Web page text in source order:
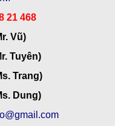
21 468
Vũ)
Tuyên)
Trang)
Dung)